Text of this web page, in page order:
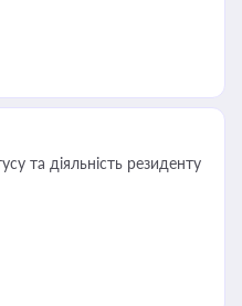
та діяльність резиденту